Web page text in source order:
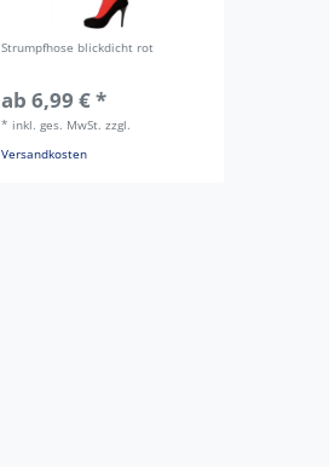
Strumpfhose blickdicht rot
ab 6,99 € *
* inkl. ges. MwSt. zzgl.
Versandkosten